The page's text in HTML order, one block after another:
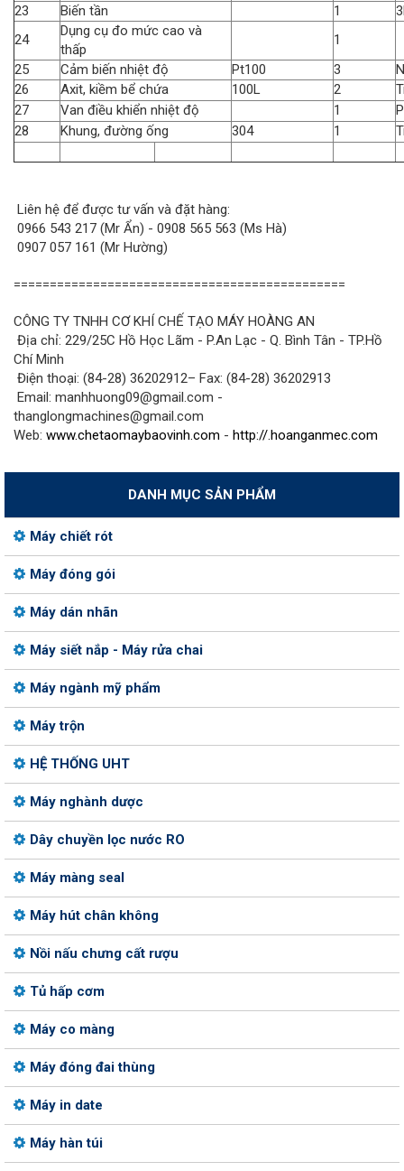
23
Biến tần 1
24
Dụng cụ đo mức cao và
thấp
1
25
Cảm biến nhiệt độ Pt100 3
26
Axit, kiềm bể chứa 100L 2
27
Van điều khiển nhiệt độ 1
28
Khung, đường ống 304 1
Liên hệ để được tư vấn và đặt hàng:
0966 543 217 (Mr Ẩn) - 0908 565 563 (Ms Hà)
0907 057 161 (Mr Hường)
==============================================
CÔNG TY TNHH CƠ KHÍ CHẾ TẠO MÁY HOÀNG AN
Địa chỉ: 229/25C Hồ Học Lãm - P.An Lạc - Q. Bình Tân - TP.Hồ
Chí Minh
Điện thoại: (84-28) 36202912– Fax: (84-28) 36202913
Email: manhhuong09@gmail.com -
thanglongmachines@gmail.com
Web: www.chetaomaybaovinh.com - http://.hoanganmec.com
DANH MỤC SẢN PHẨM
Máy chiết rót
Máy đóng gói
Máy dán nhãn
Máy siết nắp - Máy rửa chai
Máy ngành mỹ phẩm
Máy trộn
HỆ THỐNG UHT
Máy nghành dược
Dây chuyền lọc nước RO
Máy màng seal
Máy hút chân không
Nồi nấu chưng cất rượu
Tủ hấp cơm
Máy co màng
Máy đóng đai thùng
Máy in date
Máy hàn túi